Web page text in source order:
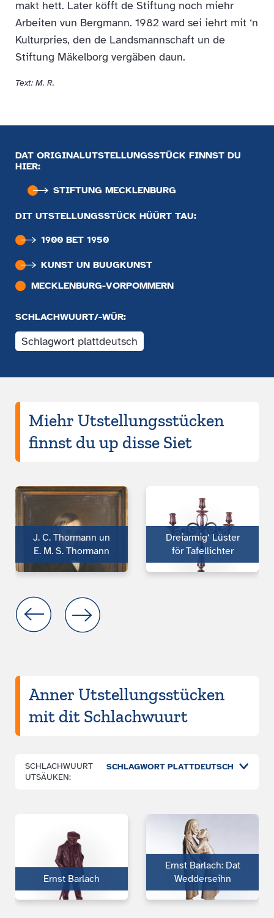
makt hett. Later köfft de Stiftung noch miehr
Arbeiten vun Bergmann. 1982 ward sei iehrt mit ‘n
Kulturpries, den de Landsmannschaft un de
Stiftung Mäkelborg vergäben daun.
Text: M. R.
DAT ORIGINALUTSTELLUNGSSTÜCK FINNST DU
HIER:
STIFTUNG MECKLENBURG
DIT UTSTELLUNGSSTÜCK HÜÜRT TAU:
1900 BET 1950
KUNST UN BUUGKUNST
MECKLENBURG-VORPOMMERN
SCHLACHWUURT/-WÜR:
Schlagwort plattdeutsch
Miehr Utstellungsstücken
finnst du up disse Siet
J. C. Thormann un
E. M. S. Thormann
Dreiarmig‘ Lüster
för Tafellichter
Anner Utstellungsstücken
mit dit Schlachwuurt
SCHLACHWUURT
UTSÄUKEN:
SCHLAGWORT PLATTDEUTSCH
Ernst Barlach
Ernst Barlach: Dat
Wedderseihn